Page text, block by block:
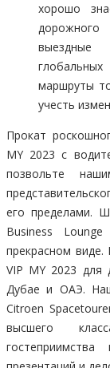
хорошо
выездные
маршруты
учесть
Прокат
MY 2023 с
позвольте
его пределами.
Business
прекрасном виде.
VIP MY 2023 для
Дубае и ОАЭ.
Citroen
высшего